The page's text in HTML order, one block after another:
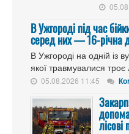
В Ужгороді під час
серед них — 16-річна
В Ужгороді на одній із
якої травмувалися
05.08.2026 11:45